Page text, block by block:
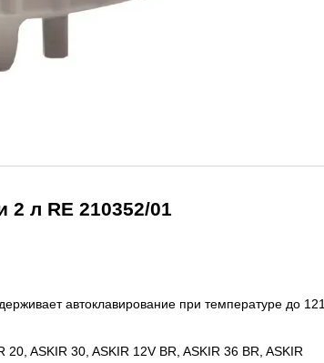
2 л RE 210352/01
автоклавирование при температуре до 121
20, ASKIR 30, ASKIR 12V BR, ASKIR 36 BR, ASKIR